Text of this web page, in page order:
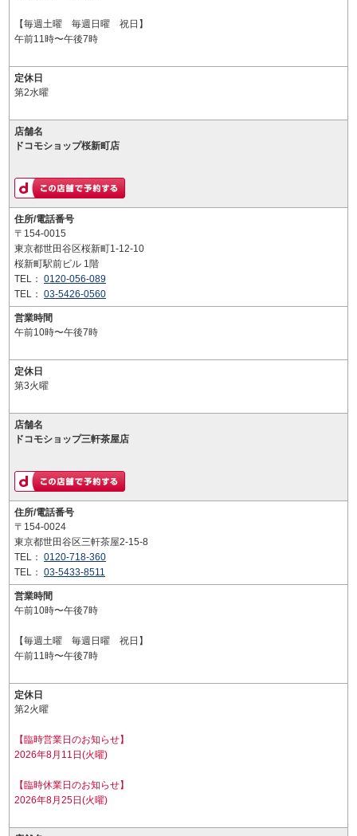
【毎週土曜 毎週日曜 祝日】
午前11時〜午後7時
定休日
第2水曜
店舗名
ドコモショップ桜新町店
住所/電話番号
〒154-0015
東京都世田谷区桜新町1-12-10
桜新町駅前ビル 1階
TEL： 0120-056-089
TEL： 03-5426-0560
営業時間
午前10時〜午後7時
定休日
第3火曜
店舗名
ドコモショップ三軒茶屋店
住所/電話番号
〒154-0024
東京都世田谷区三軒茶屋2-15-8
TEL： 0120-718-360
TEL： 03-5433-8511
営業時間
午前10時〜午後7時
【毎週土曜 毎週日曜 祝日】
午前11時〜午後7時
定休日
第2火曜
【臨時営業日のお知らせ】
2026年8月11日(火曜)
【臨時休業日のお知らせ】
2026年8月25日(火曜)